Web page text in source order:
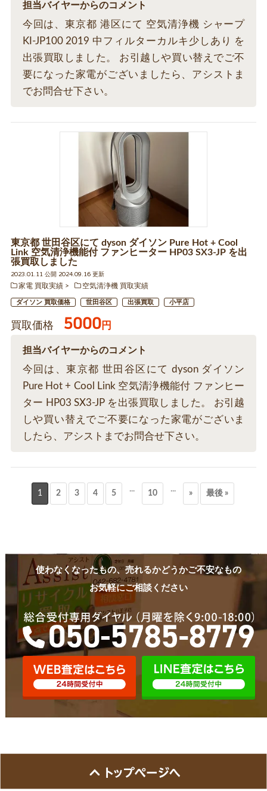
担当バイヤーからのコメント
今回は、東京都 港区にて 空気清浄機 シャープ
KI-JP100 2019 中フィルターカルキ少しあり を
出張買取しました。 お引越しや買い替えでご不
要になった家電がございましたら、アシストま
でお問合せ下さい。
東京都 世田谷区にて dyson ダイソン Pure Hot + Cool
Link 空気清浄機能付 ファンヒーター HP03 SX3-JP を出
張買取しました
2023.01.11 公開 2024.09.16 更新
家電 買取実績
空気清浄機 買取実績
ダイソン 買取価格 世田谷区 出張買取 小平店
買取価格 5000円
担当バイヤーからのコメント
今回は、東京都 世田谷区にて dyson ダイソン
Pure Hot + Cool Link 空気清浄機能付 ファンヒー
ター HP03 SX3-JP を出張買取しました。 お引越
しや買い替えでご不要になった家電がございま
したら、アシストまでお問合せ下さい。
1 2 3 4 5 ... 10 ... » 最後 »
使わなくなったもの、売れるかどうかご不安なもの
お気軽にご相談ください